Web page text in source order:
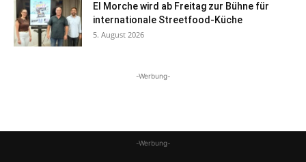
El Morche wird ab Freitag zur Bühne für
internationale Streetfood-Küche
5. August 2026
-Werbung-
-Werbung-